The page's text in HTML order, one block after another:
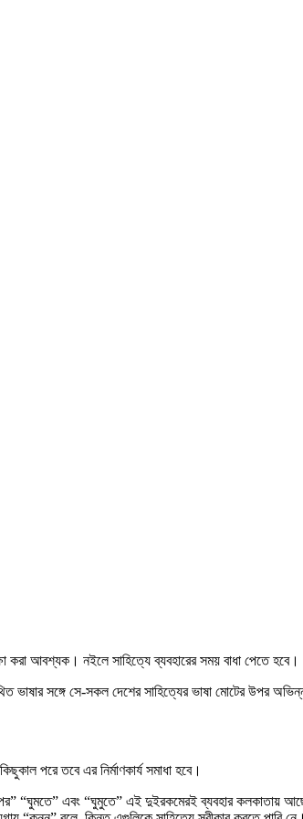
করা আবশ্যক। নইলে সাহিত্যে ব্যবহারের সময় বাধা পেতে হবে।
সঙ্গে সে-সকল দেশের সাহিত্যের ভাষা মোটের উপর
পরে তবে এর নির্মাণকার্য সমাধা হবে।
“ঘুমতে” এবং “ঘুমুতে” এই দুইরকমেরই ব্যবহার কলকাতায়